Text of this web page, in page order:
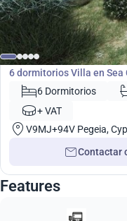
€ 2 800 000
Villa
6 dormitorios Villa en Sea
507946 Dormitorios
+ VAT
V9MJ+94V Pegeia,
Contactar
Features